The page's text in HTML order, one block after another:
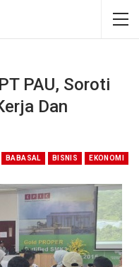
PAU, Soroti
Dan
BABASAL BISNIS EKONOMI